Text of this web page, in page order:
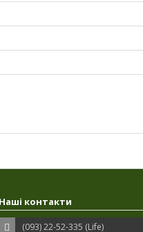
Наші контакти
(093) 22-52-335 (Life)